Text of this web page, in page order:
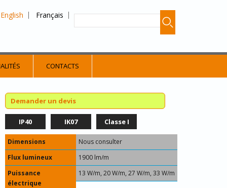
English Français
CONTACTS
Demander un devis
IP40 IK07 Classe I
Dimensions
Nous consulter
Flux lumineux
1900 lm/m
Puissance
électrique
13 W/m, 20 W/m, 27 W/m, 33 W/m